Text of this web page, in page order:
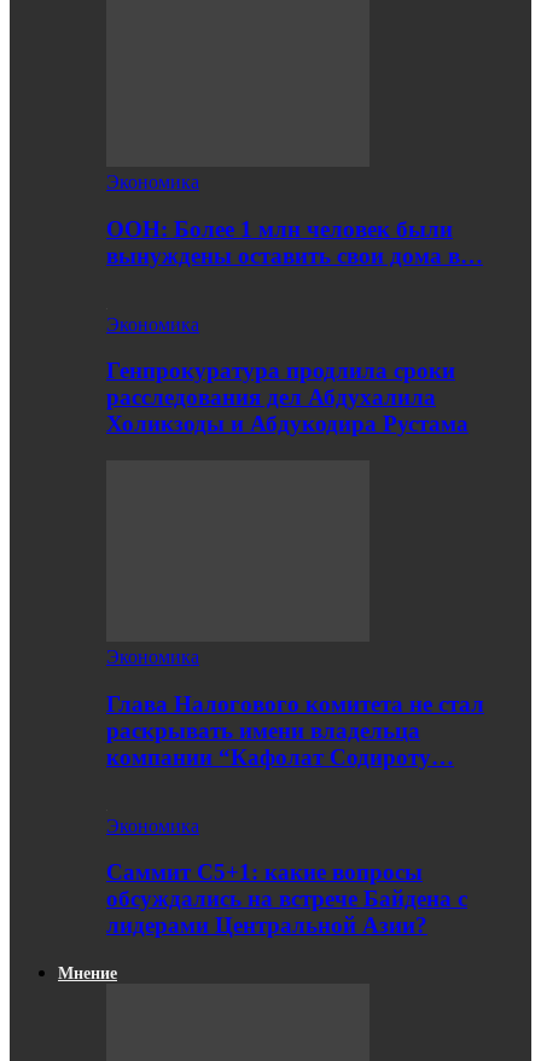
Экономика
ООН: Более 1 млн человек были
вынуждены оставить свои дома в…
Экономика
Генпрокуратура продлила сроки
расследования дел Абдухалила
Холикзоды и Абдукодира Рустама
Экономика
Глава Налогового комитета не стал
раскрывать имени владельца
компании “Кафолат Содироту…
Экономика
Саммит С5+1: какие вопросы
обсуждались на встрече Байдена с
лидерами Центральной Азии?
Мнение